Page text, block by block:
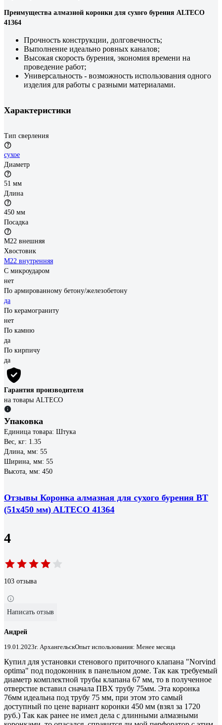
Преимущества алмазной коронки для сухого бурения ALTECO
41364
Прочность конструкции, долговечность;
Выполнение идеально ровных каналов;
Высокая скорость бурения, экономия времени на
проведение работ;
Универсальность - возможность использования одного
изделия для работы с разными материалами.
Характеристики
Тип сверления
сухое
Диаметр
51 мм
Длина
450 мм
Посадка
М22 внешняя
Хвостовик
М22 внутренняя
С микроударом
нет
По армированному бетону/железобетону
да
По керамограниту
нет
По камню
да
По кирпичу
да
Гарантия производителя
на товары ALTECO
Упаковка
Единица товара: Штука
Вес, кг: 1.35
Длина, мм: 55
Ширина, мм: 55
Высота, мм: 450
Отзывы Коронка алмазная для сухого бурения BT
(51х450 мм) ALTECO 41364
4
103 отзыва
Написать отзыв
Андрей
19.01.2023г. АрхангельскОпыт использования: Менее месяца
Купил для установки стенового приточного клапана "Norvind
optima" под подоконник в панельном доме. Так как требуемый
диаметр комплектной трубы клапана 67 мм, то в полученное
отверстие вставил сначала ПВХ трубу 75мм. Эта коронка
76мм идеальна под трубу 75 мм, при этом это самый
доступный по цене вариант коронки 450 мм (взял за 1720
руб.) Так как ранее не имел дела с длинными алмазными